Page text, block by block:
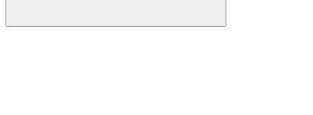
Buscar